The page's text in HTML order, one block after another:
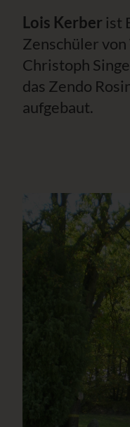
Lois Kerber ist
Zenschüler
Christoph
das Zendo
aufgebaut.